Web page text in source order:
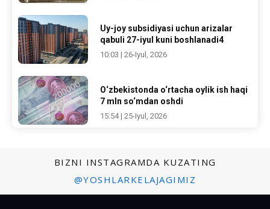
Uy-joy subsidiyasi uchun arizalar
qabuli 27-iyul kuni boshlanadi4
10:03 | 26-Iyul, 2026
O‘zbekistonda o‘rtacha oylik ish haqi
7 mln so‘mdan oshdi
15:54 | 25-Iyul, 2026
BIZNI INSTAGRAMDA KUZATING
@YOSHLARKELAJAGIMIZ